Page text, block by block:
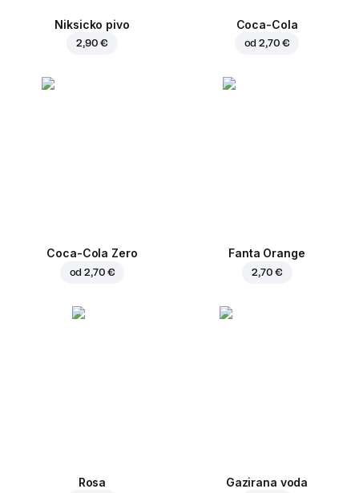
Niksicko pivo
2,90 €
Coca-Cola
od2,70 €
Coca-Cola Zero
od2,70 €
Fanta Orange
2,70 €
Rosa Gazirana voda